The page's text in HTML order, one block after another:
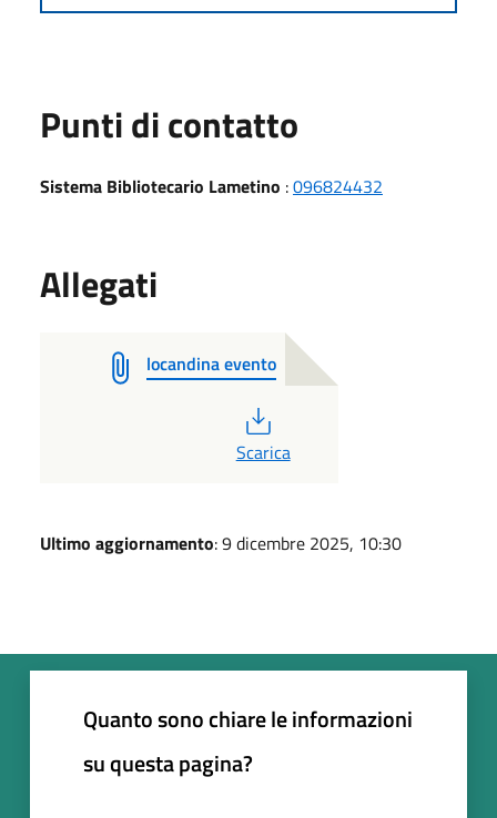
Punti di contatto
Sistema Bibliotecario Lametino :096824432
Allegati
locandina evento
Scarica
Ultimo aggiornamento: 9 dicembre 2025, 10:30
Quanto sono chiare le informazioni
su questa pagina?